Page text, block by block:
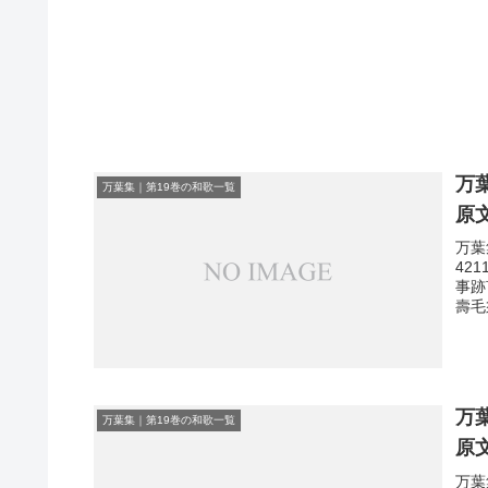
万葉集｜第19巻の和歌一覧
万
原
万
事
壽
万葉集｜第19巻の和歌一覧
万
原
万